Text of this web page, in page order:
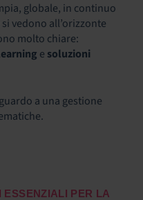
globale, in continuo
vedono all’orizzonte
molto chiare:
e soluzioni
a una gestione
ESSENZIALI PER LA